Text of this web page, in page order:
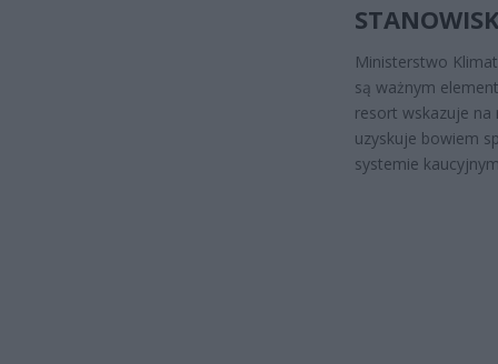
Ministerstwo
są ważnym
resort wskazuje na
uzyskuje bowiem
systemie